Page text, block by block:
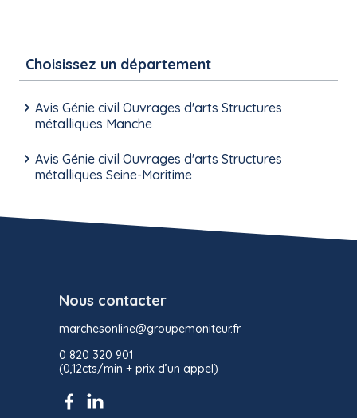
Choisissez un département
Avis Génie civil Ouvrages d'arts Structures
métalliques Manche
Avis Génie civil Ouvrages d'arts Structures
métalliques Seine-Maritime
Nous contacter
marchesonline@groupemoniteur.fr
0 820 320 901
(0,12cts/min + prix d’un appel)